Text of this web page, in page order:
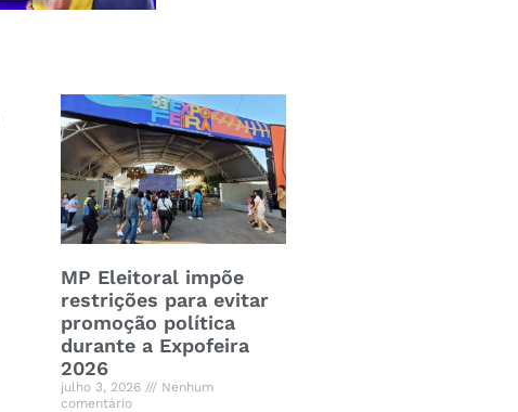
MP Eleitoral impõe
restrições para evitar
promoção política
durante a Expofeira
2026
julho 3, 2026
Nenhum
comentário